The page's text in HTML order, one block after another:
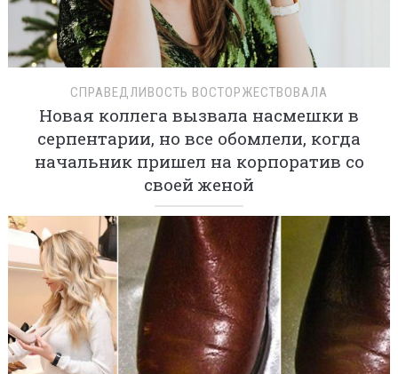
СПРАВЕДЛИВОСТЬ ВОСТОРЖЕСТВОВАЛА
Новая коллега вызвала насмешки в
серпентарии, но все обомлели, когда
начальник пришел на корпоратив со
своей женой